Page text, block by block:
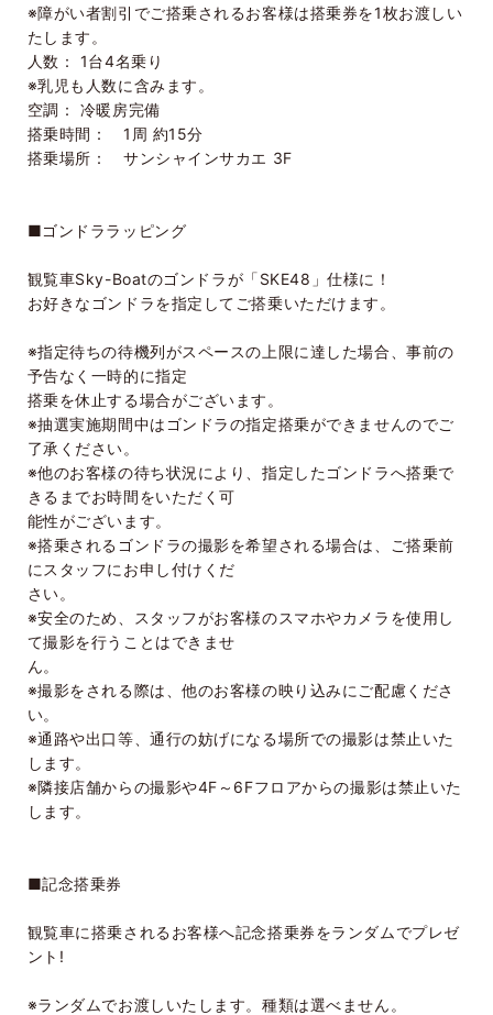
※障がい者割引でご搭乗されるお客様は搭乗券を1枚お渡しい
たします。
人数：
1台4名乗り
※乳児も人数に含みます。
空調：
冷暖房完備
搭乗時間： 1周 約15分
搭乗場所： サンシャインサカエ 3F
■ゴンドララッピング
観覧車Sky-Boatのゴンドラが「SKE48」仕様に！
お好きなゴンドラを指定してご搭乗いただけます。
※指定待ちの待機列がスペースの上限に達した場合、事前の
予告なく一時的に指定
搭乗を休止する場合がございます。
※抽選実施期間中はゴンドラの指定搭乗ができませんのでご
了承ください。
※他のお客様の待ち状況により、指定したゴンドラへ搭乗で
きるまでお時間をいただく可
能性がございます。
※搭乗されるゴンドラの撮影を希望される場合は、ご搭乗前
にスタッフにお申し付けくだ
さい。
※安全のため、スタッフがお客様のスマホやカメラを使用し
て撮影を行うことはできませ
ん。
※撮影をされる際は、他のお客様の映り込みにご配慮くださ
い。
※通路や出口等、通行の妨げになる場所での撮影は禁止いた
します。
※隣接店舗からの撮影や4F～6Fフロアからの撮影は禁止いた
します。
■記念搭乗券
観覧車に搭乗されるお客様へ記念搭乗券をランダムでプレゼ
ント!
※ランダムでお渡しいたします。種類は選べません。